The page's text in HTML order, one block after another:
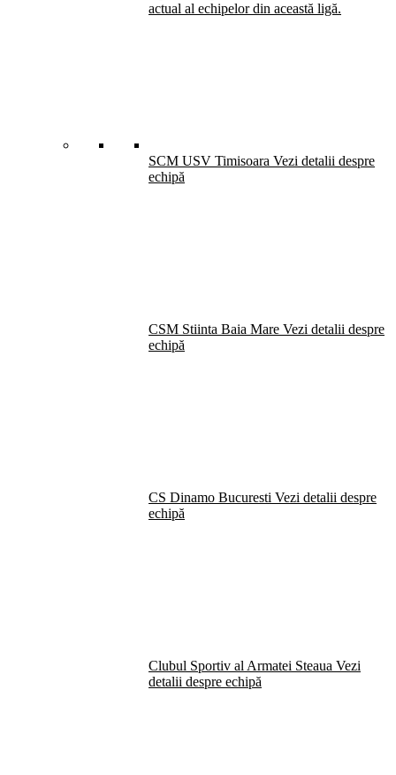
actual al echipelor din această ligă.
SCM USV Timisoara Vezi detalii despre
echipă
CSM Stiinta Baia Mare Vezi detalii despre
echipă
CS Dinamo Bucuresti Vezi detalii despre
echipă
Clubul Sportiv al Armatei Steaua Vezi
detalii despre echipă